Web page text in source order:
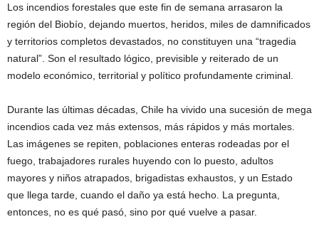
Los incendios forestales que este fin de semana arrasaron la
región del Biobío, dejando muertos, heridos, miles de damnificados
y territorios completos devastados, no constituyen una “tragedia
natural”. Son el resultado lógico, previsible y reiterado de un
modelo económico, territorial y político profundamente criminal.
Durante las últimas décadas, Chile ha vivido una sucesión de mega
incendios cada vez más extensos, más rápidos y más mortales.
Las imágenes se repiten, poblaciones enteras rodeadas por el
fuego, trabajadores rurales huyendo con lo puesto, adultos
mayores y niños atrapados, brigadistas exhaustos, y un Estado
que llega tarde, cuando el daño ya está hecho. La pregunta,
entonces, no es qué pasó, sino por qué vuelve a pasar.